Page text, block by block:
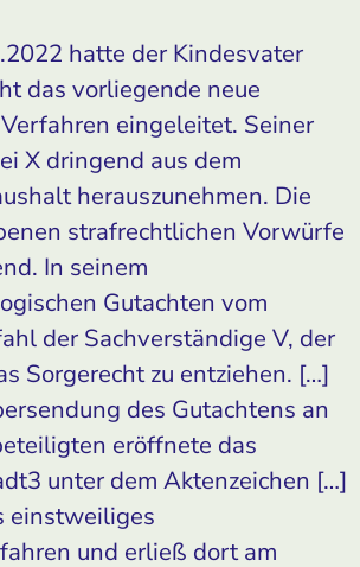
hatte der Kindesvater
das vorliegende neue
eingeleitet. Seiner
X dringend aus dem
herauszunehmen. Die
strafrechtlichen Vorwürfe
In seinem
Gutachten vom
der Sachverständige V, der
Sorgerecht zu entziehen. […]
des Gutachtens an
eröffnete das
unter dem Aktenzeichen […]
einstweiliges
und erließ dort am